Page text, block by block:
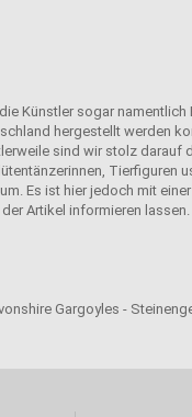
Künstler sogar namentlich
hergestellt werden
sind wir stolz
Tierfiguren
Es ist hier jedoch mit
Artikel informieren
Gargoyles -